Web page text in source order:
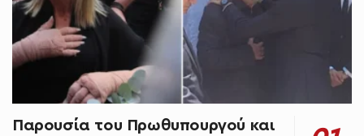
Παρουσία του Πρωθυπουργού και